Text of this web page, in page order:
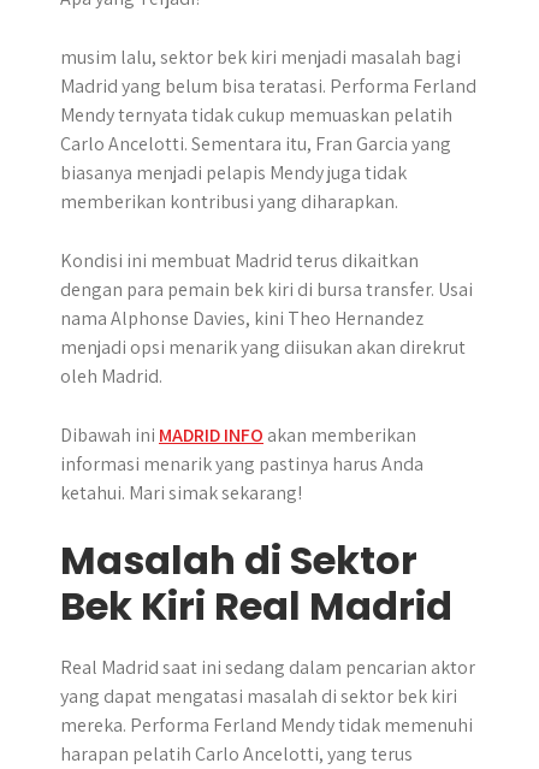
musim lalu, sektor bek kiri menjadi masalah bagi
Madrid yang belum bisa teratasi. Performa Ferland
Mendy ternyata tidak cukup memuaskan pelatih
Carlo Ancelotti. Sementara itu, Fran Garcia yang
biasanya menjadi pelapis Mendy juga tidak
memberikan kontribusi yang diharapkan.
Kondisi ini membuat Madrid terus dikaitkan
dengan para pemain bek kiri di bursa transfer. Usai
nama Alphonse Davies, kini Theo Hernandez
menjadi opsi menarik yang diisukan akan direkrut
oleh Madrid.
Dibawah ini MADRID INFO akan memberikan
informasi menarik yang pastinya harus Anda
ketahui. Mari simak sekarang!
Masalah di Sektor
Bek Kiri Real Madrid
Real Madrid saat ini sedang dalam pencarian aktor
yang dapat mengatasi masalah di sektor bek kiri
mereka. Performa Ferland Mendy tidak memenuhi
harapan pelatih Carlo Ancelotti, yang terus